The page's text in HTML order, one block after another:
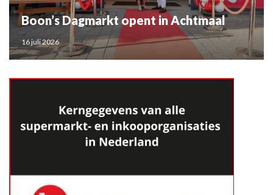
Boon’s Dagmarkt opent in Achtmaal
16 juli 2026